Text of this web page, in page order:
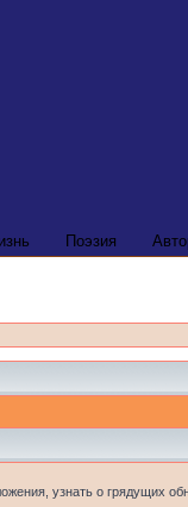
Поэзия
узнать о грядущих